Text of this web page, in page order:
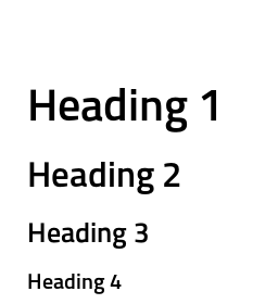
Heading 1
Heading 2
Heading 3
Heading 4